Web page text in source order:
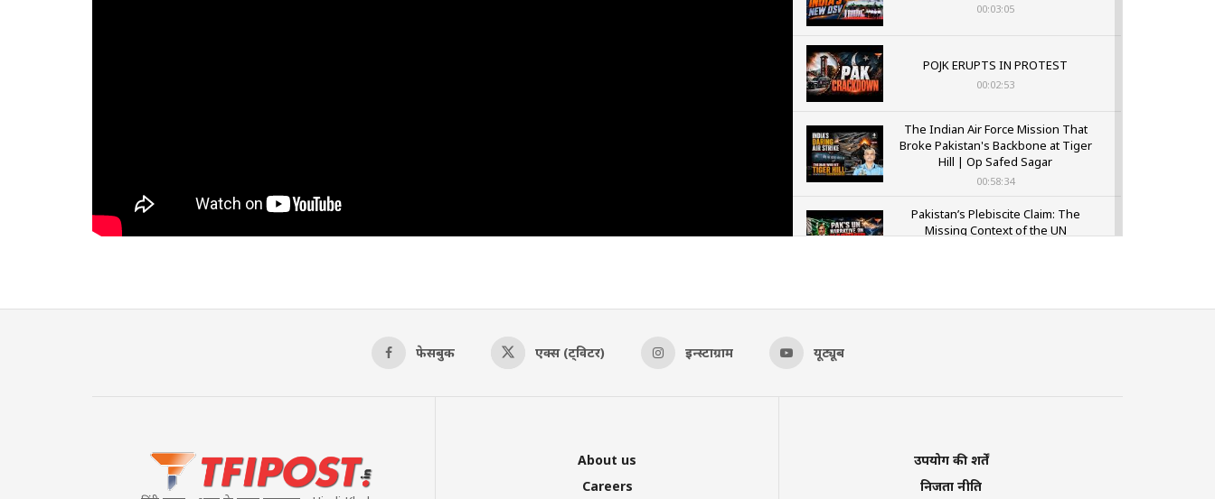
00:03:05
POJK ERUPTS IN PROTEST
00:02:53
The Indian Air Force Mission That
Broke Pakistan's Backbone at Tiger
Hill | Op Safed Sagar
00:58:34
Pakistan’s Plebiscite Claim: The
Missing Context of the UN
फेसबुक एक्स (ट्विटर) इन्स्टाग्राम यूट्यूब
About us
Careers
उपयोग की शर्तें
निजता नीति